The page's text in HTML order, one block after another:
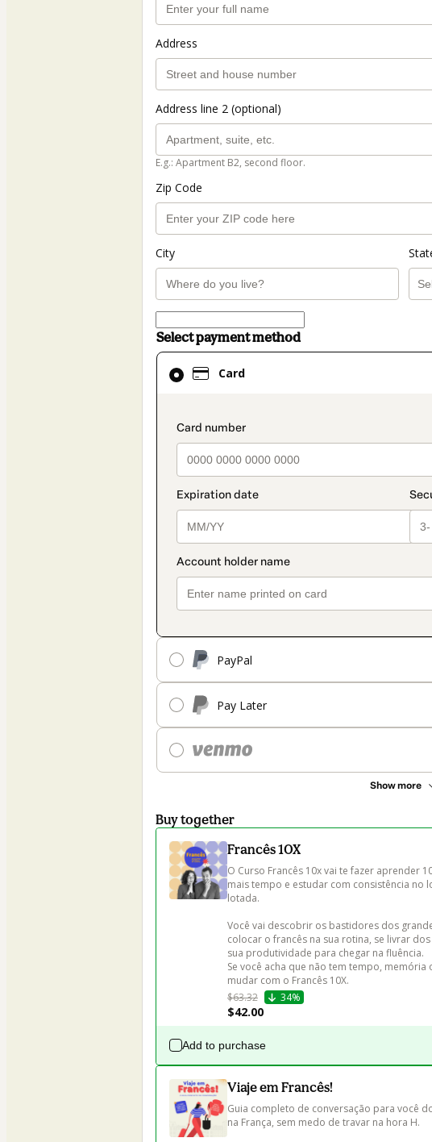
Address
Address line 2 (optional)
E.g.: Apartment B2, second floor.
Zip Code
City
Select payment method
Card
PayPal
Pay Later
Show more
Card
selected
method
Buy together
Francês 10X
O Curso Francês 10x vai te fazer aprender
mais tempo e estudar com consistência no
lotada.
Você vai descobrir os bastidores dos
colocar o francês na sua rotina, se livrar
sua produtividade para chegar na fluência.
Se você acha que não tem tempo,
mudar com o Francês 10X.
$63.32
34%
$42.00
Add to purchase
Viaje em Francês!
Guia completo de conversação para você
na França, sem medo de travar na hora H.